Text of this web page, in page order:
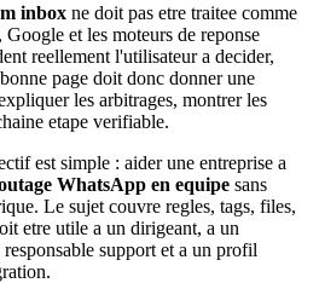
inbox ne doit pas etre traitee comme
et les moteurs de reponse
reellement l'utilisateur a decider,
page doit donc donner une
les arbitrages, montrer les
etape verifiable.
est simple : aider une entreprise a
WhatsApp en equipe sans
Le sujet couvre regles, tags, files,
etre utile a un dirigeant, a un
support et a un profil